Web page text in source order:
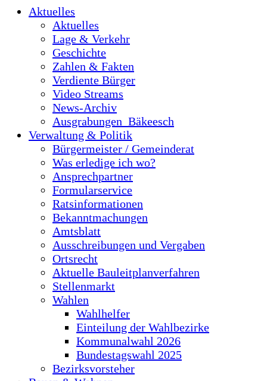
Aktuelles
Aktuelles
Lage & Verkehr
Geschichte
Zahlen & Fakten
Verdiente Bürger
Video Streams
News-Archiv
Ausgrabungen_Bäkeesch
Verwaltung & Politik
Bürgermeister / Gemeinderat
Was erledige ich wo?
Ansprechpartner
Formularservice
Ratsinformationen
Bekanntmachungen
Amtsblatt
Ausschreibungen und Vergaben
Ortsrecht
Aktuelle Bauleitplanverfahren
Stellenmarkt
Wahlen
Wahlhelfer
Einteilung der Wahlbezirke
Kommunalwahl 2026
Bundestagswahl 2025
Bezirksvorsteher